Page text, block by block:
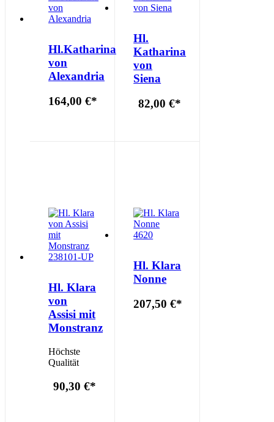
Hl.Katharina
von
Alexandria
164,00 €*
Hl.
Katharina
von
Siena
82,00 €*
Hl. Klara
von
Assisi mit
Monstranz
Höchste
Qualität
90,30 €*
Hl. Klara
Nonne
207,50 €*